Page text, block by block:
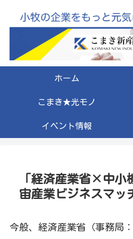
ホーム
こまき★光モノ
イベント情報
「経済産業省×中小
宙産業ビジネスマッ
今般、経済産業省（事務局